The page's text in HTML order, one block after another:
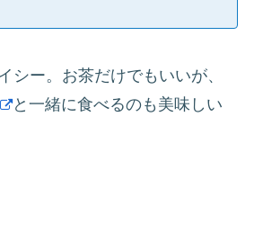
シー。お茶だけでもいいが、
と一緒に食べるのも美味しい